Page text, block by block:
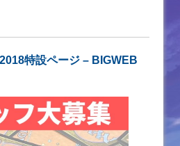
特設ページ – BIGWEB